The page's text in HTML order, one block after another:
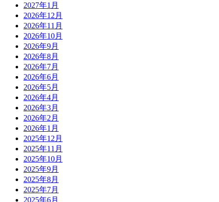
2027年1月
2026年12月
2026年11月
2026年10月
2026年9月
2026年8月
2026年7月
2026年6月
2026年5月
2026年4月
2026年3月
2026年2月
2026年1月
2025年12月
2025年11月
2025年10月
2025年9月
2025年8月
2025年7月
2025年6月